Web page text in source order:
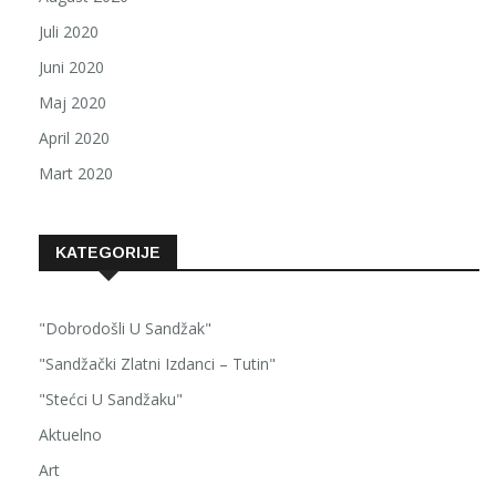
Juli 2020
Juni 2020
Maj 2020
April 2020
Mart 2020
KATEGORIJE
"Dobrodošli U Sandžak"
"Sandžački Zlatni Izdanci – Tutin"
"Stećci U Sandžaku"
Aktuelno
Art